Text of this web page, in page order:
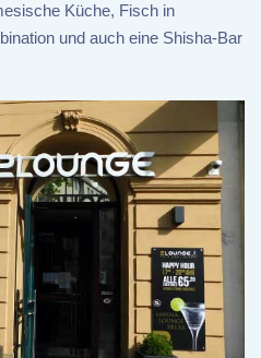
Küche, Fisch in
und auch eine Shisha-Bar